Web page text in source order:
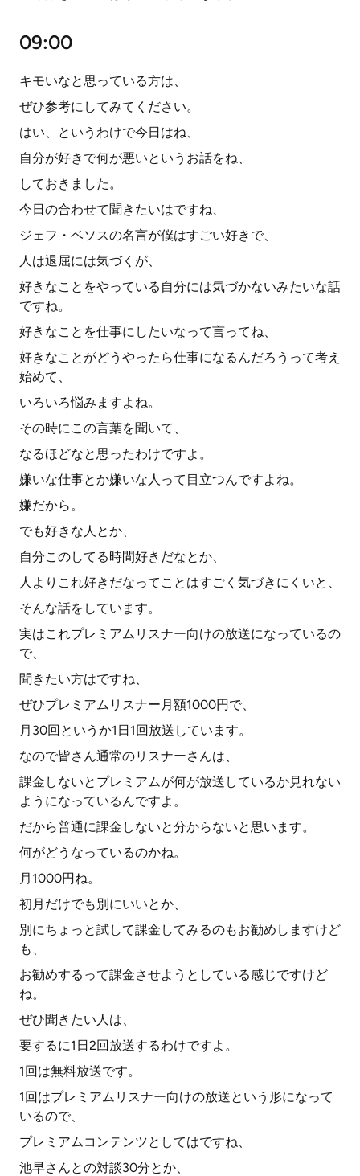
09:00
キモいなと思っている方は、
ぜひ参考にしてみてください。
はい、というわけで今日はね、
自分が好きで何が悪いというお話をね、
しておきました。
今日の合わせて聞きたいはですね、
ジェフ・ベソスの名言が僕はすごい好きで、
人は退屈には気づくが、
好きなことをやっている自分には気づかないみたいな話
ですね。
好きなことを仕事にしたいなって言ってね、
好きなことがどうやったら仕事になるんだろうって考え
始めて、
いろいろ悩みますよね。
その時にこの言葉を聞いて、
なるほどなと思ったわけですよ。
嫌いな仕事とか嫌いな人って目立つんですよね。
嫌だから。
でも好きな人とか、
自分このしてる時間好きだなとか、
人よりこれ好きだなってことはすごく気づきにくいと、
そんな話をしています。
実はこれプレミアムリスナー向けの放送になっているの
で、
聞きたい方はですね、
ぜひプレミアムリスナー月額1000円で、
月30回というか1日1回放送しています。
なので皆さん通常のリスナーさんは、
課金しないとプレミアムが何が放送しているか見れない
ようになっているんですよ。
だから普通に課金しないと分からないと思います。
何がどうなっているのかね。
月1000円ね。
初月だけでも別にいいとか、
別にちょっと試して課金してみるのもお勧めしますけど
も、
お勧めするって課金させようとしている感じですけど
ね。
ぜひ聞きたい人は、
要するに1日2回放送するわけですよ。
1回は無料放送です。
1回はプレミアムリスナー向けの放送という形になって
いるので、
プレミアムコンテンツとしてはですね、
池早さんとの対談30分とか、